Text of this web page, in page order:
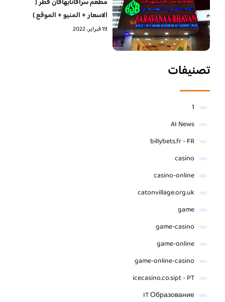
مطعم سرافانابهافان قطر (
الاسعار + المنيو + الموقع )
19 فبراير، 2022
تصنيفات
1
AI News
billybets.fr - FR
casino
casino-online
catonvillage.org.uk
game
game-casino
game-online
game-online-casino
icecasino.co.sipt - PT
IT Образование